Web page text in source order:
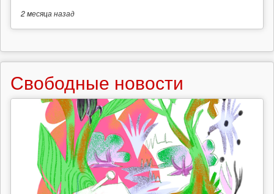
2 месяцаназад
Свободные новости